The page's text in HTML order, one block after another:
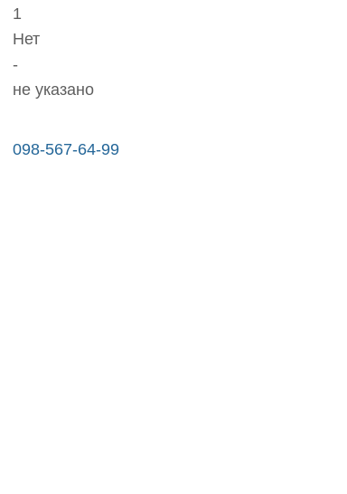
1
Нет
-
не указано
098-567-64-99